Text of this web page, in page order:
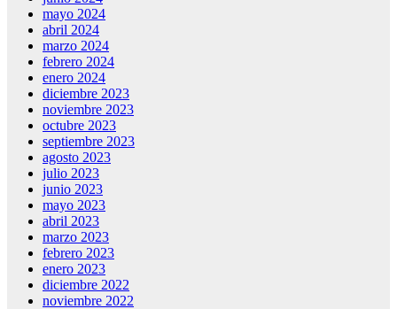
mayo 2024
abril 2024
marzo 2024
febrero 2024
enero 2024
diciembre 2023
noviembre 2023
octubre 2023
septiembre 2023
agosto 2023
julio 2023
junio 2023
mayo 2023
abril 2023
marzo 2023
febrero 2023
enero 2023
diciembre 2022
noviembre 2022